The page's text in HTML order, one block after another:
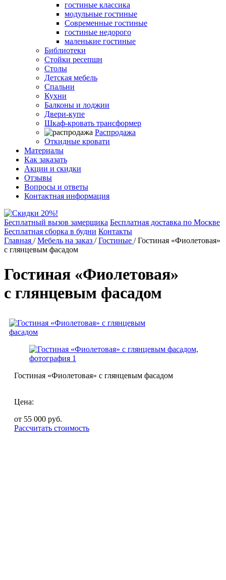
гостиные классика
модульные гостиные
Современные гостиные
гостиные недорого
маленькие гостиные
Библиотеки
Стойки ресепшн
Столы
Детская мебель
Спальни
Кухни
Балконы и лоджии
Двери-купе
Шкаф-кровать трансформер
Распродажа
Откидные кровати
Материалы
Как заказать
Акции и скидки
Отзывы
Вопросы и ответы
Контактная информация
Бесплатный вызов замерщика Бесплатная доставка по Москве
Бесплатная сборка в будни Контакты
Главная /Мебель на заказ /Гостиные /Гостиная «Фиолетовая»
с глянцевым фасадом
Гостиная «Фиолетовая»
с глянцевым фасадом
Гостиная «Фиолетовая» с глянцевым фасадом
Цена:
от 55 000 руб.
Рассчитать стоимость